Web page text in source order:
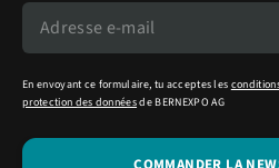
En envoyant ce formulaire, tu acceptes les
protection des donnéesde BERNEXPO AG